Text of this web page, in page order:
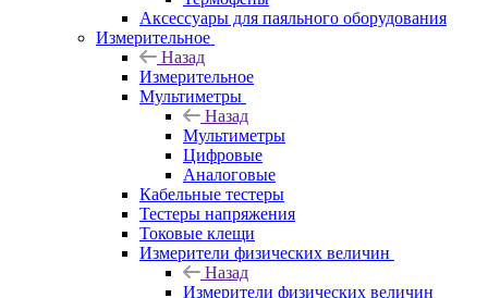
Аксессуары для паяльного оборудования
Измерительное
Назад
Измерительное
Мультиметры
Назад
Мультиметры
Цифровые
Аналоговые
Кабельные тестеры
Тестеры напряжения
Токовые клещи
Измерители физических величин
Назад
Измерители физических величин